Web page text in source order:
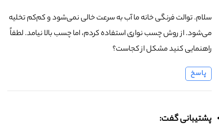
سلام. توالت فرنگی خانه ما آب به سرعت خالی نمی‌شود و کم‌کم تخلیه
می‌شود. از روش چسب نواری استفاده کردم، اما چسب بالا نیامد. لطفاً
راهنمایی کنید مشکل از کجاست؟
پاسخ
پشتیبانی گفت: